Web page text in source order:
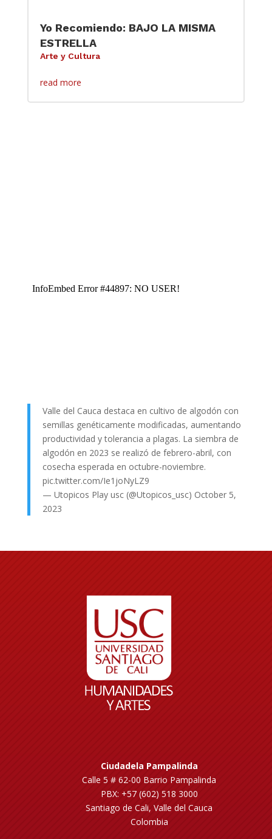
Yo Recomiendo: BAJO LA MISMA
ESTRELLA
Arte y Cultura
read more
Valle del Cauca destaca en cultivo de algodón con
semillas genéticamente modificadas, aumentando
productividad y tolerancia a plagas. La siembra de
algodón en 2023 se realizó de febrero-abril, con
cosecha esperada en octubre-noviembre.
pic.twitter.com/Ie1joNyLZ9
— Utopicos Play usc (@Utopicos_usc) October 5,
2023
Ciudadela Pampalinda
Calle 5 # 62-00 Barrio Pampalinda
PBX: +57 (602) 518 3000
Santiago de Cali, Valle del Cauca
Colombia